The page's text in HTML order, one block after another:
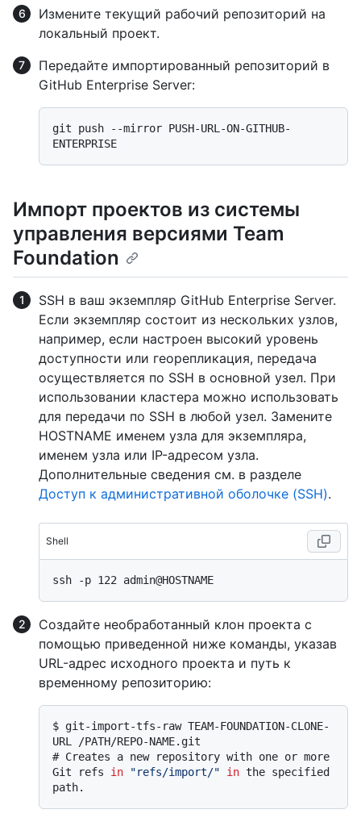
Измените текущий рабочий репозиторий на
локальный проект.
Передайте импортированный репозиторий в
GitHub Enterprise Server:
git push --mirror PUSH-URL-ON-GITHUB-
Импорт проектов из системы
управления версиями Team
Foundation
SSH в ваш экземпляр GitHub Enterprise Server.
Если экземпляр состоит из нескольких узлов,
например, если настроен высокий уровень
доступности или георепликация, передача
осуществляется по SSH в основной узел. При
использовании кластера можно использовать
для передачи по SSH в любой узел. Замените
HOSTNAME именем узла для экземпляра,
именем узла или IP-адресом узла.
Дополнительные сведения см. в разделе
Доступ к административной оболочке (SSH).
Shell
Создайте необработанный клон проекта с
помощью приведенной ниже команды, указав
URL-адрес исходного проекта и путь к
временному репозиторию:
$ git-import-tfs-raw TEAM-FOUNDATION-CLONE-
URL /PATH/REPO-NAME.git
# Creates a new repository with one or more
Git refs in "refs/import/" in the specified
path.